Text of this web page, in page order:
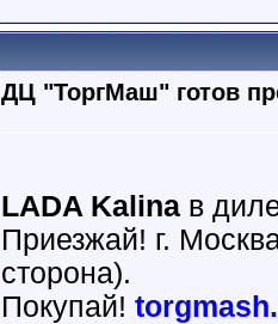
ДЦ "ТоргМаш" готов
LADA Kalina в
Приезжай! г.
сторона).
Покупай!